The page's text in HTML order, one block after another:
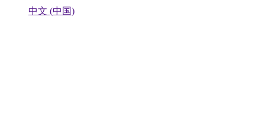
中文 (中国)